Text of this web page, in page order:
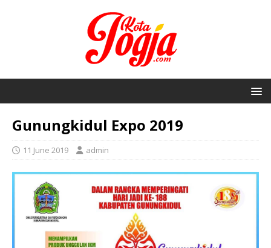
Gunungkidul Expo 2019
11 June 2019 admin